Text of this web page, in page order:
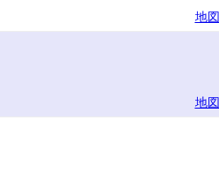
地図
地図